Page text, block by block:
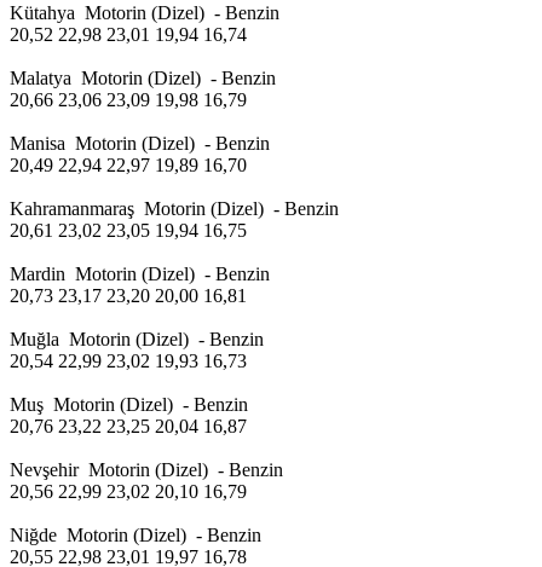
Kütahya Motorin (Dizel) - Benzin
20,52 22,98 23,01 19,94 16,74
Malatya Motorin (Dizel) - Benzin
20,66 23,06 23,09 19,98 16,79
Manisa Motorin (Dizel) - Benzin
20,49 22,94 22,97 19,89 16,70
Kahramanmaraş Motorin (Dizel) - Benzin
20,61 23,02 23,05 19,94 16,75
Mardin Motorin (Dizel) - Benzin
20,73 23,17 23,20 20,00 16,81
Muğla Motorin (Dizel) - Benzin
20,54 22,99 23,02 19,93 16,73
Muş Motorin (Dizel) - Benzin
20,76 23,22 23,25 20,04 16,87
Nevşehir Motorin (Dizel) - Benzin
20,56 22,99 23,02 20,10 16,79
Niğde Motorin (Dizel) - Benzin
20,55 22,98 23,01 19,97 16,78